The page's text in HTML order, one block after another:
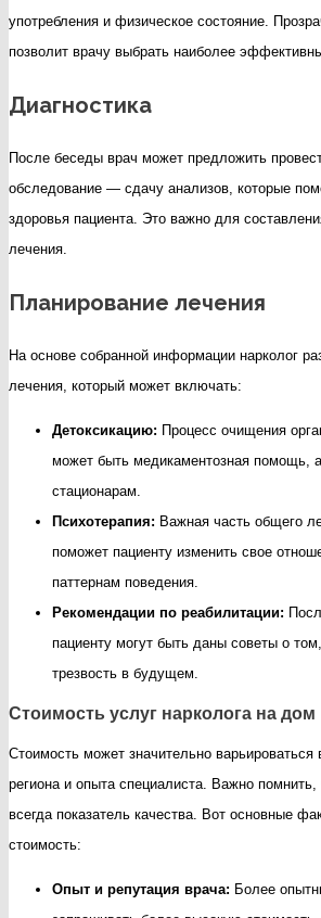
употребления и физическое состояние.
позволит врачу выбрать наиболее
Диагностика
После беседы врач может предложить
обследование — сдачу анализов, которые
здоровья пациента. Это важно для
лечения.
Планирование лечения
На основе собранной информации нарколог
лечения, который может включать:
Детоксикацию: Процесс очищения
может быть медикаментозная помощь,
стационарам.
Психотерапия: Важная часть общего
поможет пациенту изменить свое
паттернам поведения.
Рекомендации по реабилитации:
пациенту могут быть даны советы о
трезвость в будущем.
Стоимость услуг нарколога на дом
Стоимость может значительно варьироваться
региона и опыта специалиста. Важно
всегда показатель качества. Вот основные
стоимость:
Опыт и репутация врача: Более